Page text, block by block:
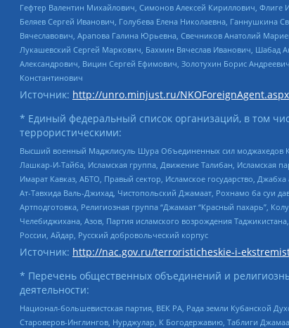
Гефтер Валентин Михайлович, Симонов Алексей Кириллович,
Беляев Сергей Иванович, Голубева Елена Николаевна, Ганнушкина
Вячеславович, Арапова Галина Юрьевна, Свечников Анатолий
Лукашевский Сергей Маркович, Бахмин Вячеслав Иванович, Шабад
Александрович, Вицин Сергей Ефимович, Золотухин Борис
Константинович
Источник: http://unro.minjust.ru/NKOForeignAgent.aspx
* Единый федеральный список организаций, в том
террористическими:
Высший военный Маджлисуль Шура Объединенных сил моджахедов
Лашкар-И-Тайба, Исламская группа, Движение Талибан, Исламская
Имарат Кавказ, АБТО, Правый сектор, Исламское государство,
Ат-Тавхида Валь-Джихад, Чистопольский Джамаат, Рохнамо ба суи
Артподготовка, Религиозная группа “Джамаат “Красный пахарь”,
Челебиджихана, Азов, Партия исламского возрождения
России, Айдар, Русский добровольческий корпус
Источник: http://nac.gov.ru/terroristicheskie-i-
* Перечень общественных объединений и
деятельности:
Национал-большевистская партия, ВЕК РА, Рада земли Кубанской
Староверов-Инглингов, Нурджулар, К Богодержавию, Таблиги